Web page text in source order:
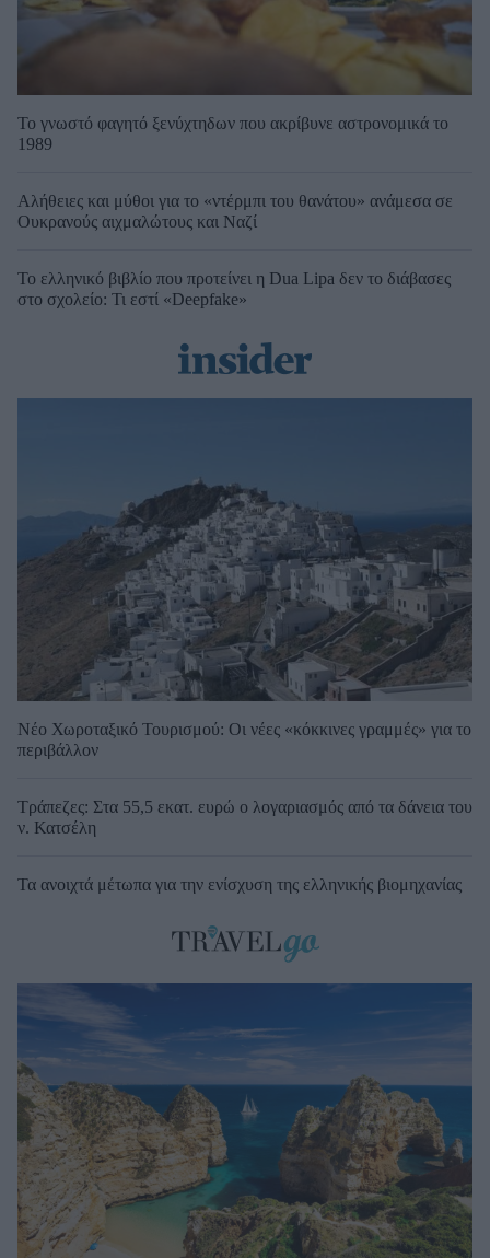
Το γνωστό φαγητό ξενύχτηδων που ακρίβυνε αστρονομικά το
1989
Αλήθειες και μύθοι για το «ντέρμπι του θανάτου» ανάμεσα σε
Ουκρανούς αιχμαλώτους και Ναζί
Το ελληνικό βιβλίο που προτείνει η Dua Lipa δεν το διάβασες
στο σχολείο: Τι εστί «Deepfake»
Νέο Χωροταξικό Τουρισμού: Οι νέες «κόκκινες γραμμές» για το
περιβάλλον
Τράπεζες: Στα 55,5 εκατ. ευρώ ο λογαριασμός από τα δάνεια του
ν. Κατσέλη
Τα ανοιχτά μέτωπα για την ενίσχυση της ελληνικής βιομηχανίας